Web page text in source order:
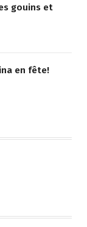
gouins et
en fête!